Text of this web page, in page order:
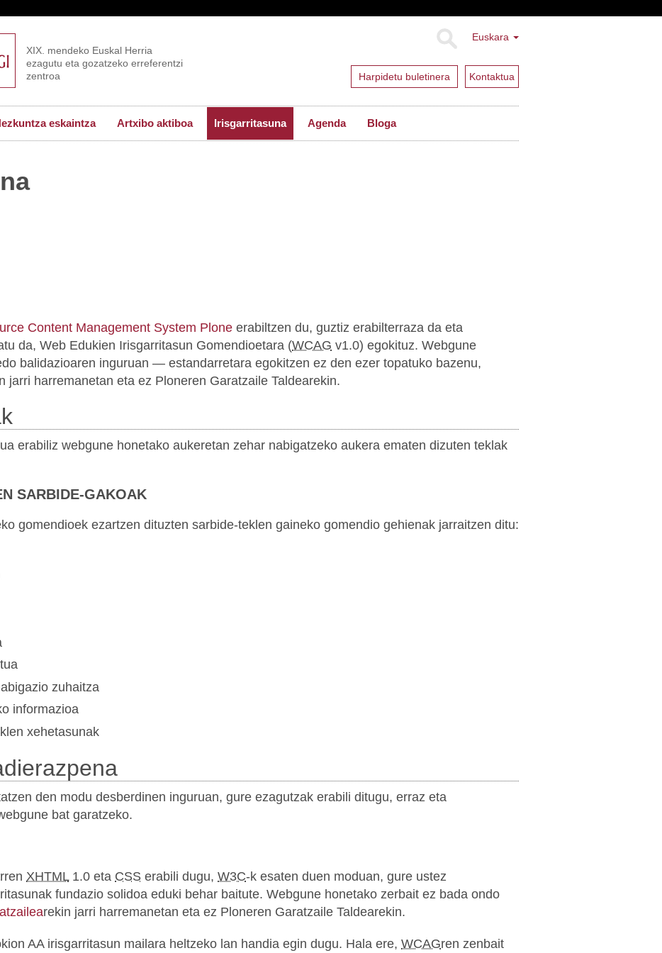
Euskara
Harpidetu buletinera Kontaktua
XIX. mendeko Euskal Herria
ezagutu eta gozatzeko erreferentzi
zentroa
eskaintza Artxibo aktiboa Irisgarritasuna Agenda Bloga
Content Management System Plone erabiltzen du, guztiz erabilterraza da eta
da, Web Edukien Irisgarritasun Gomendioetara (WCAG v1.0) egokituz. Webgune
balidazioaren inguruan — estandarretara egokitzen ez den ezer topatuko bazenu,
jarri harremanetan eta ez Ploneren Garatzaile Taldearekin.
erabiliz webgune honetako aukeretan zehar nabigatzeko aukera ematen dizuten teklak
SARBIDE-GAKOAK
gomendioek ezartzen dituzten sarbide-teklen gaineko gomendio gehienak jarraitzen ditu:
zuhaitza
informazioa
xehetasunak
den modu desberdinen inguruan, gure ezagutzak erabili ditugu, erraz eta
bat garatzeko.
XHTML1.0 eta CSS erabili dugu, W3C-k esaten duen moduan, gure ustez
fundazio solidoa eduki behar baitute. Webgune honetako zerbait ez bada ondo
rekin jarri harremanetan eta ez Ploneren Garatzaile Taldearekin.
AA irisgarritasun mailara heltzeko lan handia egin dugu. Hala ere, WCAGren zenbait